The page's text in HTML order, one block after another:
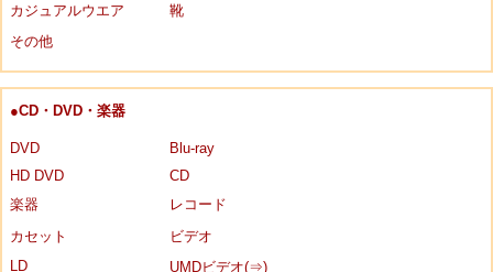
カジュアルウエア
靴
その他
●CD・DVD・楽器
DVD
Blu-ray
HD DVD
CD
楽器
レコード
カセット
ビデオ
LD
UMDビデオ(⇒)